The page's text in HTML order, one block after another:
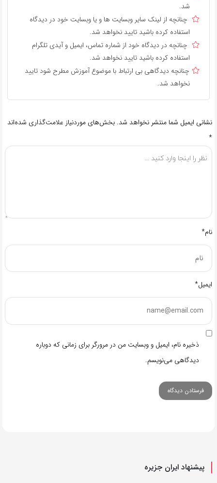
شد.
چنانچه از لینک سایر وبسایت ها و یا وبسایت خود در دیدگاه
استفاده کرده باشید تایید نخواهد شد.
چنانچه در دیدگاه خود از شماره تماس، ایمیل و آیدی تلگرام
استفاده کرده باشید تایید نخواهد شد.
چنانچه دیدگاهی بی ارتباط با موضوع آموزش مطرح شود تایید
نخواهد شد.
نشانی ایمیل شما منتشر نخواهد شد. بخش‌های موردنیاز علامت‌گذاری شده‌اند
*
نام*
ایمیل*
ذخیره نام، ایمیل و وبسایت من در مرورگر برای زمانی که دوباره
دیدگاهی می‌نویسم.
پیشنهاد ایران جزیره